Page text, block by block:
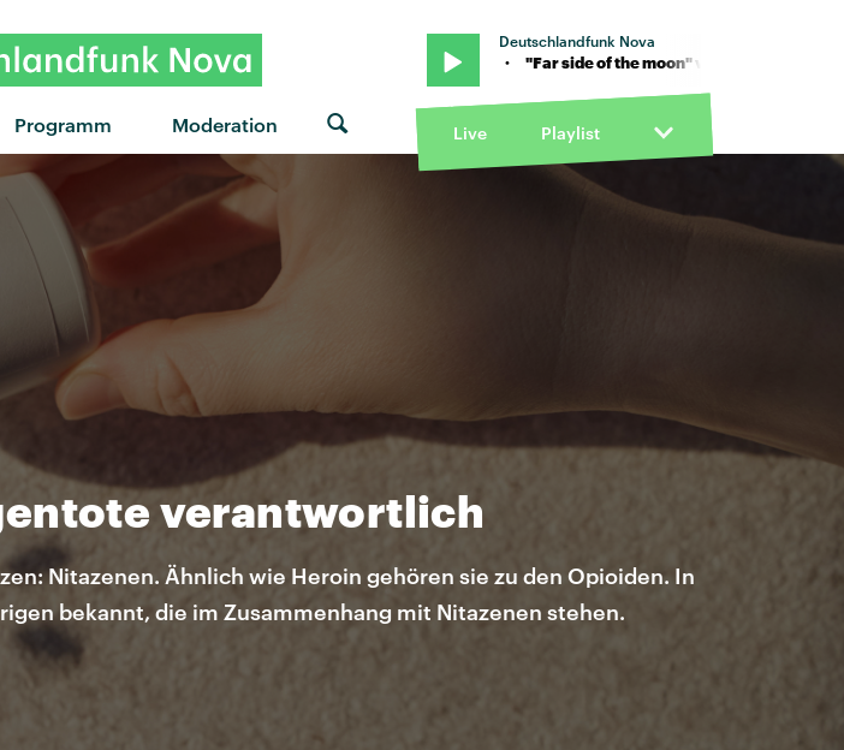
Programm Moderation
Deutschlandfunk Nova
"Far side of the moon" von Chet Faker · "Far side of the moon" von Chet Faker · "Far side of
Live Playlist
verantwortlich
Nitazenen. Ähnlich wie Heroin gehören sie zu den Opioiden. In
bekannt, die im Zusammenhang mit Nitazenen stehen.